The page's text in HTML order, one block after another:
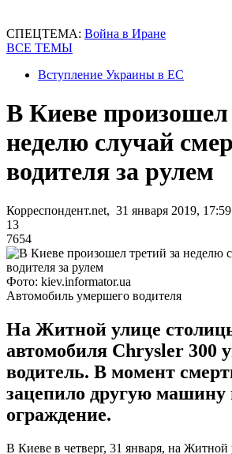
СПЕЦТЕМА: Война в Иране
ВСЕ ТЕМЫ
Вступление Украины в ЕС
В Киеве произошел
неделю случай
водителя за рулем
Корреспондент.net, 31 января 2019, 17:59
13
7654
Фото: kiev.informator.ua
Автомобиль умершего водителя
На Житной улице
автомобиля Chrysler 300
водитель. В момент
зацепило другую машину
ограждение.
В Киеве в четверг, 31 января, на Житной